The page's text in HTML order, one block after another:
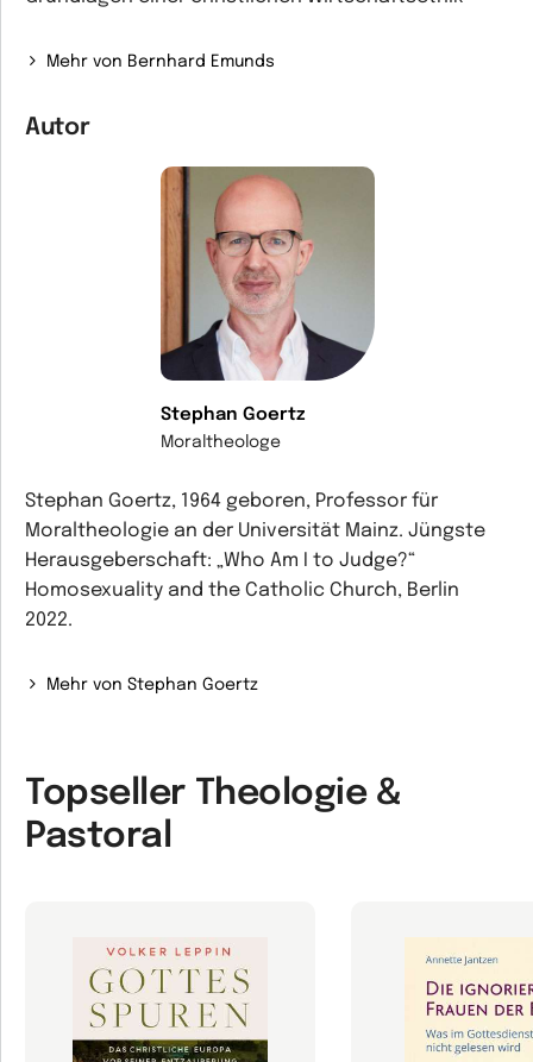
Mehr von Bernhard Emunds
Autor
Stephan Goertz
Moraltheologe
Stephan Goertz, 1964 geboren, Professor für
Moraltheologie an der Universität Mainz. Jüngste
Herausgeberschaft: „Who Am I to Judge?“
Homosexuality and the Catholic Church, Berlin
2022.
Mehr von Stephan Goertz
Topseller Theologie &
Pastoral